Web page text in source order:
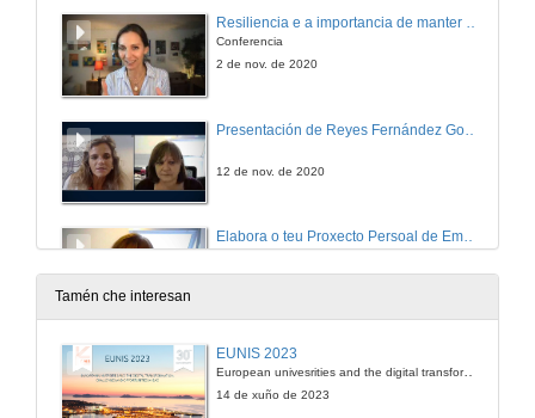
Resiliencia e a importancia de manter unha actitude positiva á hora de buscar emprego
Conferencia
2 de nov. de 2020
12 de nov. de 2020
Elabora o teu Proxecto Persoal de Emprego
12 de nov. de 2020
Tamén che interesan
EUNIS 2023
European univesrities and the digital transformation: challenges and opportunities ahead
14 de xuño de 2023